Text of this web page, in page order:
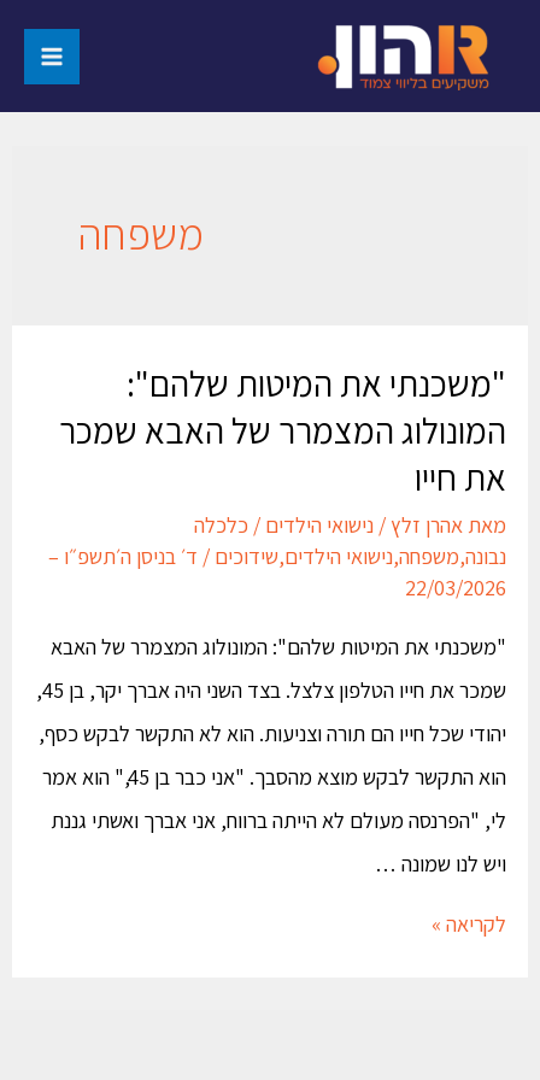
משפחה
"משכנתי את המיטות שלהם":
המונולוג המצמרר של האבא שמכר
את חייו
מאתאהרן זלץ/נישואי הילדים/כלכלה
נבונה,משפחה,נישואי הילדים,שידוכים/ד׳ בניסן ה׳תשפ״ו –
22/03/2026
"משכנתי את המיטות שלהם": המונולוג המצמרר של האבא
שמכר את חייו הטלפון צלצל. בצד השני היה אברך יקר, בן 45,
יהודי שכל חייו הם תורה וצניעות. הוא לא התקשר לבקש כסף,
הוא התקשר לבקש מוצא מהסבך. "אני כבר בן 45," הוא אמר
לי, "הפרנסה מעולם לא הייתה ברווח, אני אברך ואשתי גננת
ויש לנו שמונה …
לקריאה »